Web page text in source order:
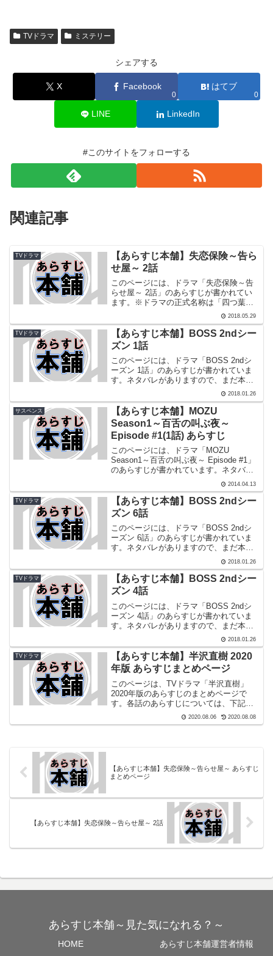
TVドラマ ミステリー
シェアする
X Facebook
0
はてブ
0
LINE LinkedIn
#このサイトをフォローする
関連記事
TVドラマ
【あらすじ本舗】失恋保険～告ら
せ屋～ 2話
このページには、ドラマ「失恋保険～告
らせ屋～ 2話」のあらすじが書かれてい
ます。※ドラマの正式名称は「四つ葉神
社ウラ稼業 失恋保険〜告らせ屋〜」ネタ
とが無い人は読まない方がいいと思いま
す。それでも読みたい...
2018.05.29
TVドラマ
【あらすじ本舗】BOSS 2ndシー
ズン 1話
このページには、ドラマ「BOSS 2ndシ
ーズン 1話」のあらすじが書かれていま
す。ネタバレがありますので、まだ本作
を観たことが無い人は読まない方がいい
と思います。それでも読みたい方は、ネ
タバレがあることを納得の上で、全て自
己責任でお読みく...
2018.01.26
サスペンス
【あらすじ本舗】MOZU
Season1～百舌の叫ぶ夜～
Episode #1(1話) あらすじ
このページには、ドラマ「MOZU
Season1～百舌の叫ぶ夜～ Episode #1」
のあらすじが書かれています。ネタバレ
がありますので、まだ本作を観たことが
無い人は読まない方がいいと思います。
それでも読みたい方は、ネタバレがある
ことを納...
2014.04.13
TVドラマ
【あらすじ本舗】BOSS 2ndシー
ズン 6話
このページには、ドラマ「BOSS 2ndシ
ーズン 6話」のあらすじが書かれていま
す。ネタバレがありますので、まだ本作
を観たことが無い人は読まない方がいい
と思います。それでも読みたい方は、ネ
タバレがあることを納得の上で、全て自
己責任でお読みく...
2018.01.26
TVドラマ
【あらすじ本舗】BOSS 2ndシー
ズン 4話
このページには、ドラマ「BOSS 2ndシ
ーズン 4話」のあらすじが書かれていま
す。ネタバレがありますので、まだ本作
を観たことが無い人は読まない方がいい
と思います。それでも読みたい方は、ネ
タバレがあることを納得の上で、全て自
己責任でお読みく...
2018.01.26
TVドラマ
【あらすじ本舗】半沢直樹 2020
年版 あらすじまとめページ
このページは、TVドラマ「半沢直樹」
2020年版のあらすじのまとめページで
す。各話のあらすじについては、下記の
リンク先へ飛んでください。第1部#1「子
会社VS銀行!飛ばされた半沢の新たな下剋
2020.08.06 2020.08.08
【あらすじ本舗】失恋保険～告らせ屋～ あらすじ
まとめページ
【あらすじ本舗】失恋保険～告らせ屋～ 2話
あらすじ本舗～見た気になれる？～
HOME あらすじ本舗運営者情報